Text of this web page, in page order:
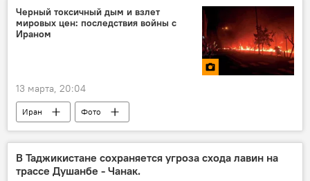
Черный токсичный дым и взлет
мировых цен: последствия войны с
Ираном
13 марта, 20:04
Иран
Фото
Ситуация на Ближнем Востоке
Ближний Восток
конфликт
В Таджикистане сохраняется угроза схода лавин на
трассе Душанбе - Чанак.